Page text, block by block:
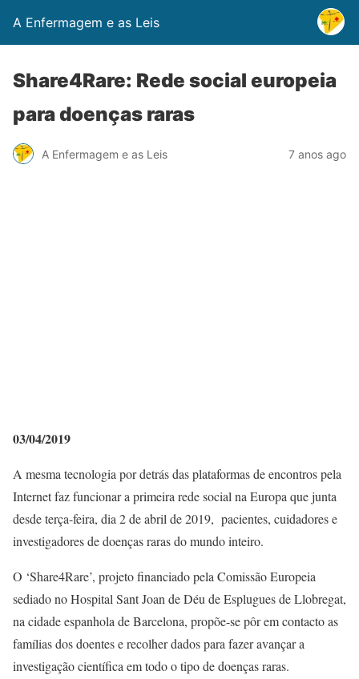
A Enfermagem e as Leis
Share4Rare: Rede social europeia
para doenças raras
A Enfermagem e as Leis 7 anos ago
03/04/2019
A mesma tecnologia por detrás das plataformas de encontros pela
Internet faz funcionar a primeira rede social na Europa que junta
desde terça-feira, dia 2 de abril de 2019, pacientes, cuidadores e
investigadores de doenças raras do mundo inteiro.
O ‘Share4Rare’, projeto financiado pela Comissão Europeia
sediado no Hospital Sant Joan de Déu de Esplugues de Llobregat,
na cidade espanhola de Barcelona, propõe-se pôr em contacto as
famílias dos doentes e recolher dados para fazer avançar a
investigação científica em todo o tipo de doenças raras.